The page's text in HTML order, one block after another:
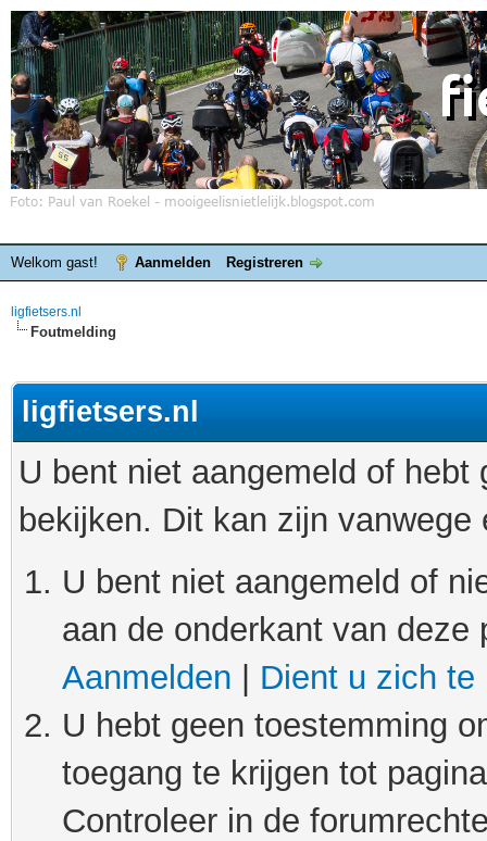
Welkom gast! Aanmelden Registreren
ligfietsers.nl
Foutmelding
ligfietsers.nl
U bent niet aangemeld of
bekijken. Dit kan zijn
U bent niet aangemeld of
aan de onderkant van
Aanmelden
Dient u zich te
U hebt geen toestemming
toegang te krijgen tot
Controleer in de